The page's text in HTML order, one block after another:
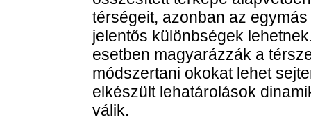
térségeit, azonban az
jelentős különbségek
esetben magyarázzák a
módszertani okokat lehet
elkészült lehatárolások
válik.